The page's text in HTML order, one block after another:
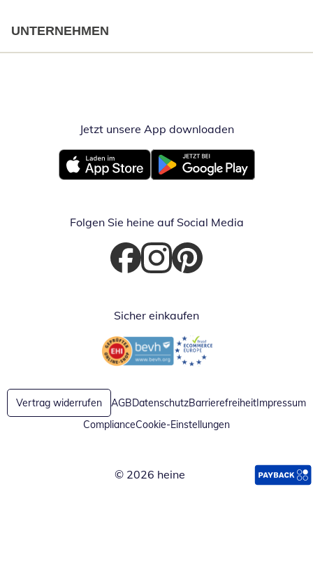
UNTERNEHMEN
Jetzt unsere App downloadenÖffnet in
Öffnet in neuem FensterÖffnet in neuem Fenster
Folgen Sie heine auf Social Media
Öffnet in neuem Fenster
Öffnet in neuem Fenster
Öffnet in neuem Fenster
Sicher einkaufen
Öffnet in neuem FensterÖffnet in neuem Fenster
Vertrag widerrufen AGBDatenschutzBarrierefreiheitImpressum
ComplianceCookie-Einstellungen
© 2026 heine